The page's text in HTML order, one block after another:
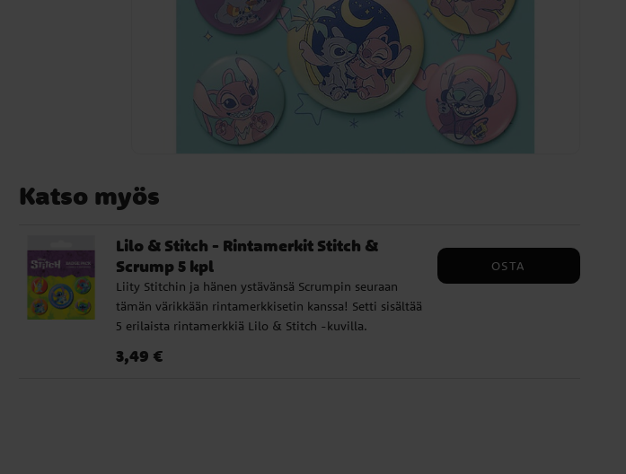
Katso myös
Lilo & Stitch - Rintamerkit Stitch &
Scrump 5 kpl
Liity Stitchin ja hänen ystävänsä Scrumpin seuraan
tämän värikkään rintamerkkisetin kanssa! Setti sisältää
5 erilaista rintamerkkiä Lilo & Stitch -kuvilla.
penaaliin. Neljä rintamerkkiä ovat noin 2,5 cm
Hinta :3,49 €
3,49 €
OSTA